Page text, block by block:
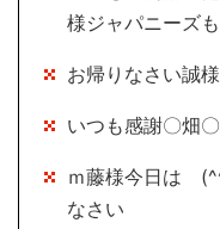
様ジャパニーズ
お帰りなさい誠
いつも感謝〇畑
ｍ藤様今日は
なさい